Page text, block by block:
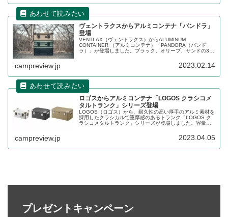
ヴェントラクスからアルミコンテナ「パンドラ」
登場
VENTLAX（ヴェントラクス）からALUMINUM
CONTAINER （アルミコンテナ）「PANDORA（パンド
ラ）」が登場しました。ブラック、オリーブ、サンドの3色
campreview.jp 2023.02.14
ロゴスからアルミコンテナ「LOGOS クラシコメ
タルトランク」シリーズ登場
LOGOS（ロゴス）から、耐久性の⾼い厚⼿のアルミ素材を
採⽤したクラシカルで重厚感のあるトランク「LOGOS ク
ラシコメタルトランク」シリーズが登場しました。容量は
campreview.jp 2023.04.05
プレゼントキャンペーン